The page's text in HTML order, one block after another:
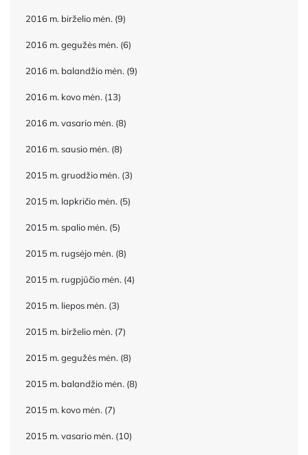
2016 m. birželio mėn. (9)
2016 m. gegužės mėn. (6)
2016 m. balandžio mėn. (9)
2016 m. kovo mėn. (13)
2016 m. vasario mėn. (8)
2016 m. sausio mėn. (8)
2015 m. gruodžio mėn. (3)
2015 m. lapkričio mėn. (5)
2015 m. spalio mėn. (5)
2015 m. rugsėjo mėn. (8)
2015 m. rugpjūčio mėn. (4)
2015 m. liepos mėn. (3)
2015 m. birželio mėn. (7)
2015 m. gegužės mėn. (8)
2015 m. balandžio mėn. (8)
2015 m. kovo mėn. (7)
2015 m. vasario mėn. (10)